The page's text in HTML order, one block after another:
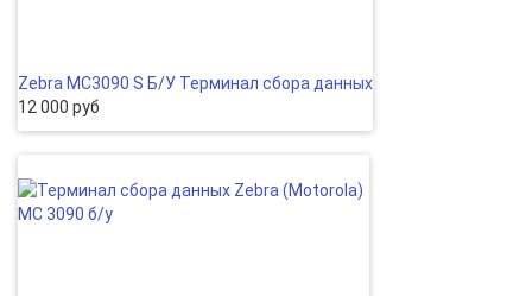
Zebra MC3090 S Б/У Терминал сбора данных
12 000 руб